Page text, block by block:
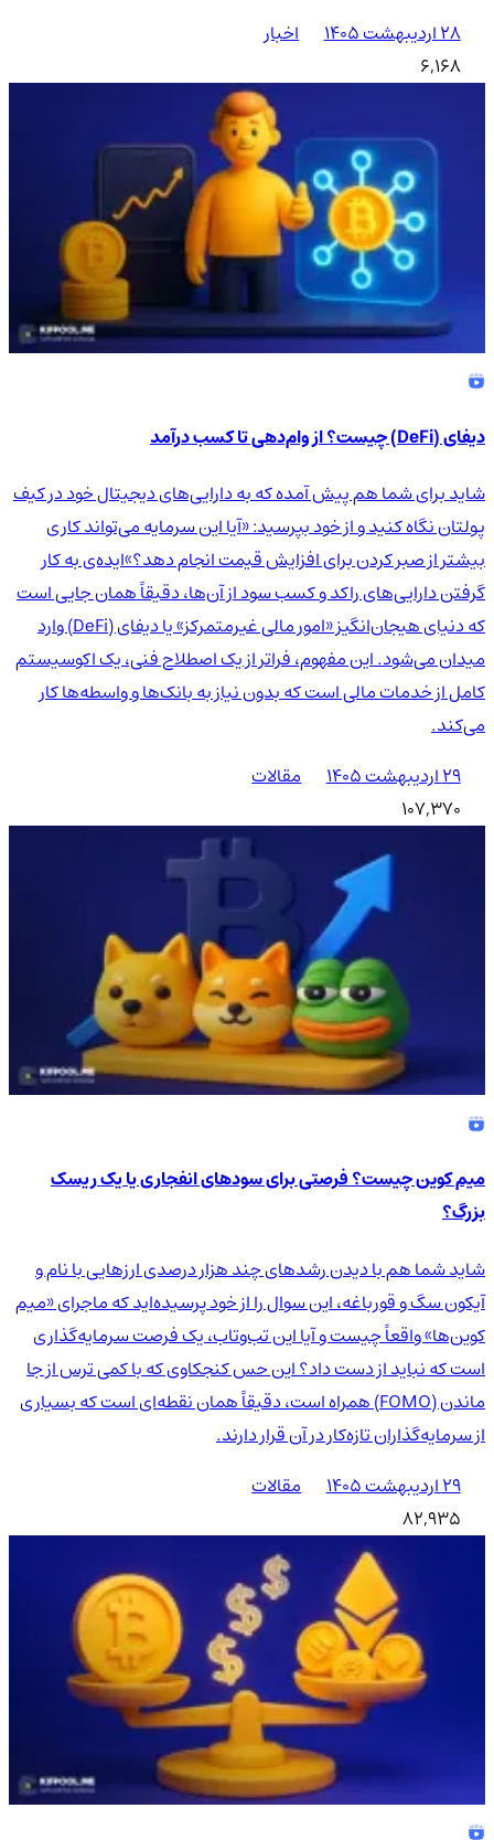
۲۸ اردیبهشت ۱۴۰۵
اخبار
6,168
دیفای (DeFi) چیست؟ از وام‌دهی تا کسب درآمد
شاید برای شما هم پیش آمده که به دارایی‌های دیجیتال خود در کیف
پولتان نگاه کنید و از خود بپرسید: «آیا این سرمایه می‌تواند کاری
بیشتر از صبر کردن برای افزایش قیمت انجام دهد؟»ایده‌ی به کار
گرفتن دارایی‌های راکد و کسب سود از آن‌ها، دقیقاً همان جایی است
که دنیای هیجان‌انگیز «امور مالی غیرمتمرکز» یا دیفای (DeFi) وارد
میدان می‌شود. این مفهوم، فراتر از یک اصطلاح فنی، یک اکوسیستم
کامل از خدمات مالی است که بدون نیاز به بانک‌ها و واسطه‌ها کار
می‌کند.
۲۹ اردیبهشت ۱۴۰۵
مقالات
107,370
میم کوین چیست؟ فرصتی برای سودهای انفجاری یا یک ریسک
بزرگ؟
شاید شما هم با دیدن رشدهای چند هزار درصدی ارزهایی با نام و
آیکون سگ و قورباغه، این سوال را از خود پرسیده‌اید که ماجرای «میم
کوین‌ها» واقعاً چیست و آیا این تب‌وتاب، یک فرصت سرمایه‌گذاری
است که نباید از دست داد؟ این حس کنجکاوی که با کمی ترس از جا
ماندن (FOMO) همراه است، دقیقاً همان نقطه‌ای است که بسیاری
از سرمایه‌گذاران تازه‌کار در آن قرار دارند.
۲۹ اردیبهشت ۱۴۰۵
مقالات
82,935